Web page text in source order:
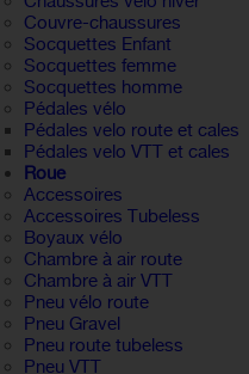
Couvre-chaussures
Socquettes Enfant
Socquettes femme
Socquettes homme
Pédales vélo
Pédales velo route et cales
Pédales velo VTT et cales
Roue
Accessoires
Accessoires Tubeless
Boyaux vélo
Chambre à air route
Chambre à air VTT
Pneu vélo route
Pneu Gravel
Pneu route tubeless
Pneu VTT